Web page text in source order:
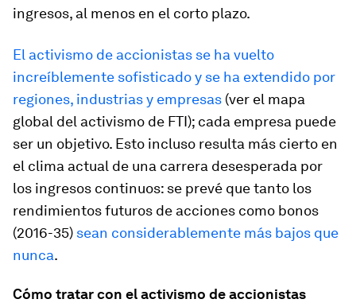
ingresos, al menos en el corto plazo.
El activismo de accionistas se ha vuelto
increíblemente sofisticado y se ha extendido por
regiones, industrias y empresas (ver el mapa
global del activismo de FTI); cada empresa puede
ser un objetivo. Esto incluso resulta más cierto en
el clima actual de una carrera desesperada por
los ingresos continuos: se prevé que tanto los
rendimientos futuros de acciones como bonos
(2016-35) sean considerablemente más bajos que
nunca.
Cómo tratar con el activismo de accionistas